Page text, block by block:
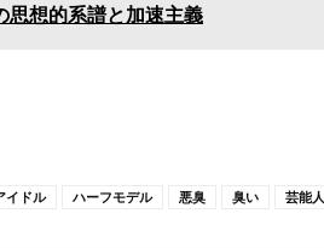
思想的系譜と加速主義
イドル ハーフモデル 悪臭 臭い 芸能人